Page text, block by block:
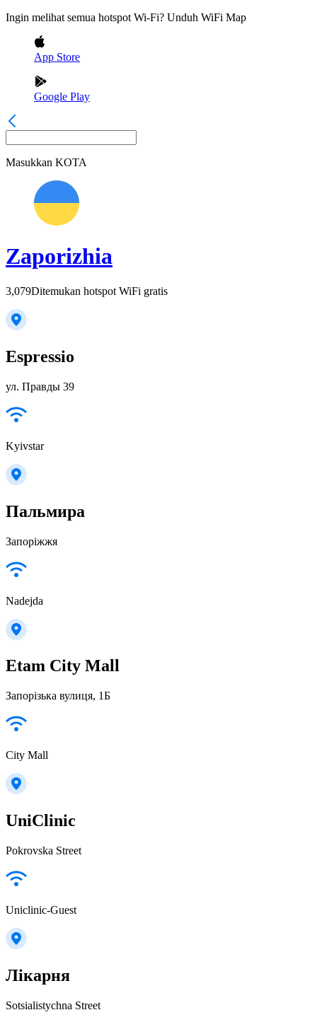
Ingin melihat semua hotspot Wi-Fi? Unduh WiFi Map
App Store
Google Play
Masukkan KOTA
Zaporizhia
3,079Ditemukan hotspot WiFi gratis
Espressio
ул. Правды 39
Kyivstar
Пальмира
Запоріжжя
Nadejda
Еtam City Mall
Запорізька вулиця, 1Б
City Mall
UniClinic
Pokrovska Street
Uniclinic-Guest
Лікарня
Sotsialistychna Street